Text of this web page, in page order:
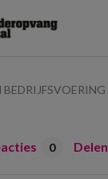
BEDRIJFSVOERING
0 Delen